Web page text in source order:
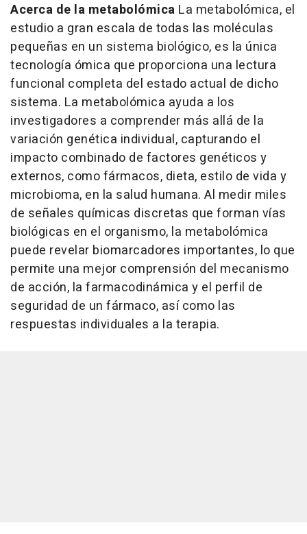
Acerca de la metabolómica La metabolómica, el
estudio a gran escala de todas las moléculas
pequeñas en un sistema biológico, es la única
tecnología ómica que proporciona una lectura
funcional completa del estado actual de dicho
sistema. La metabolómica ayuda a los
investigadores a comprender más allá de la
variación genética individual, capturando el
impacto combinado de factores genéticos y
externos, como fármacos, dieta, estilo de vida y
microbioma, en la salud humana. Al medir miles
de señales químicas discretas que forman vías
biológicas en el organismo, la metabolómica
puede revelar biomarcadores importantes, lo que
permite una mejor comprensión del mecanismo
de acción, la farmacodinámica y el perfil de
seguridad de un fármaco, así como las
respuestas individuales a la terapia.